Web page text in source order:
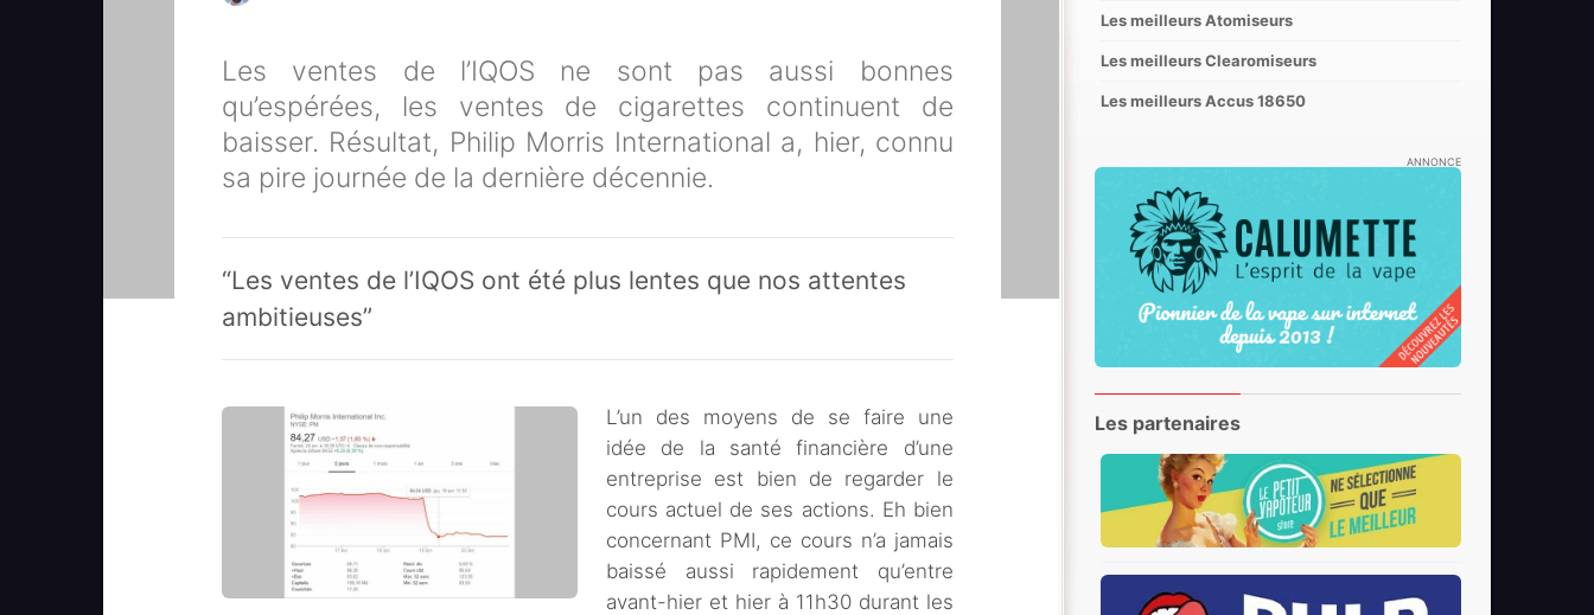
Les ventes de l’IQOS ne sont pas aussi bonnes
qu’espérées, les ventes de cigarettes continuent de
baisser. Résultat, Philip Morris International a, hier, connu
sa pire journée de la dernière décennie.
“Les ventes de l’IQOS ont été plus lentes que nos attentes
ambitieuses”
L’un des moyens de se faire une
idée de la santé financière d’une
entreprise est bien de regarder le
cours actuel de ses actions. Eh bien
concernant PMI, ce cours n’a jamais
baissé aussi rapidement qu’entre
avant-hier et hier à 11h30 durant les
Les meilleurs Atomiseurs
Les meilleurs Clearomiseurs
Les meilleurs Accus 18650
ANNONCE
Les partenaires